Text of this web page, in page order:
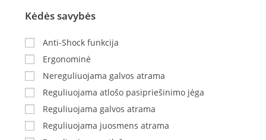
Kėdės savybės
Anti-Shock funkcija
Ergonominė
Nereguliuojama galvos atrama
Reguliuojama atlošo pasipriešinimo jėga
Reguliuojama galvos atrama
Reguliuojama juosmens atrama